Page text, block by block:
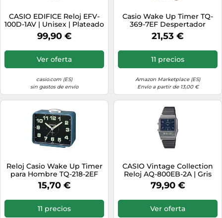
CASIO EDIFICE Reloj EFV-
100D-1AV | Unisex | Plateado
99,90 €
Ver oferta
casio.com (ES)
sin gastos de envío
Casio Wake Up Timer TQ-
369-7EF Despertador
21,53 €
11 precios
Amazon Marketplace (ES)
Envío a partir de 13,00 €
Reloj Casio Wake Up Timer
para Hombre TQ-218-2EF
15,70 €
11 precios
CASIO Vintage Collection
Reloj AQ-800EB-2A | Gris
79,90 €
Ver oferta